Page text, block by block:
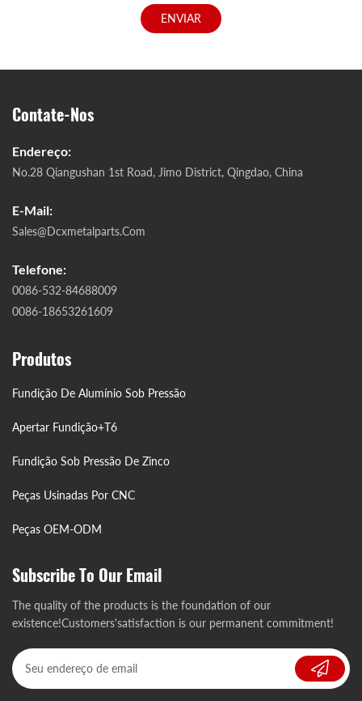
ENVIAR
Contate-Nos
Endereço:
No.28 Qiangushan 1st Road, Jimo District, Qingdao, China
E-Mail:
Sales@dcxmetalparts.com
Telefone:
0086-532-84688009
0086-18653261609
Produtos
Fundição De Alumínio Sob Pressão
Apertar Fundição+T6
Fundição Sob Pressão De Zinco
Peças Usinadas Por CNC
Peças OEM-ODM
Subscribe To Our Email
The quality of the products is the foundation of our
existence!Customers'satisfaction is our permanent commitment!